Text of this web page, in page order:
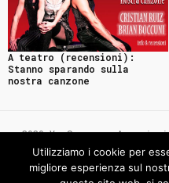
A teatro (recensioni):
Stanno sparando sulla
nostra canzone
© 2020 YouSquare -
Powered by Saturno
scriverci a:
Utilizziamo i cookie per
migliore esperienza sul